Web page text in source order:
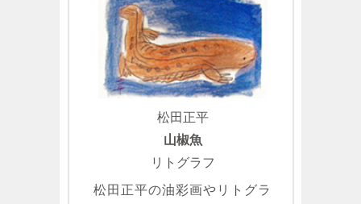
松田正平
山椒魚
リトグラフ
松田正平の油彩画やリトグラ